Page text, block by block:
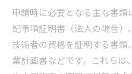
申請時に必要となる主な書
記事項証明書（法人の場合
技術者の資格を証明する書
業計画書などです。これら